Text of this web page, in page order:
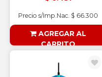
Precio s/Imp.Nac. $ 66.300
AGREGAR AL
CARRITO